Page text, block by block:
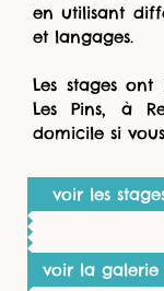
en utilisant
et langages.
Les stages
Les Pins, à
domicile si
voir les
voir la galerie